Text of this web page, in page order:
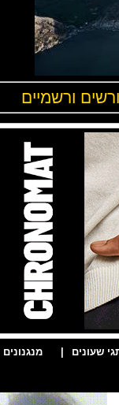
ורשמיים
| מנגנונים |